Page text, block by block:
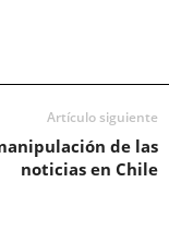
Artículo siguiente
de las
noticias en Chile